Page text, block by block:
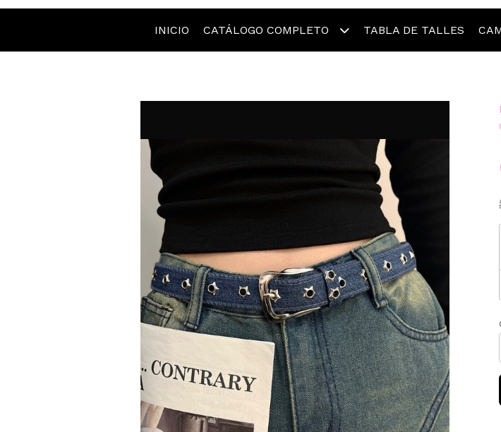
INICIO CATÁLOGO COMPLETO TABLA DE TALLES